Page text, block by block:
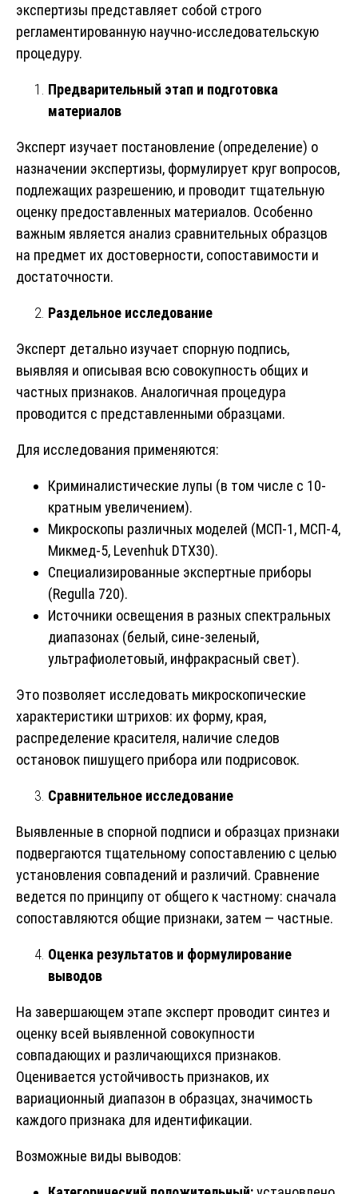
экспертизы представляет собой строго
регламентированную научно-исследовательскую
процедуру.
Предварительный этап и подготовка
материалов
Эксперт изучает постановление (определение) о
назначении экспертизы, формулирует круг вопросов,
подлежащих разрешению, и проводит тщательную
оценку предоставленных материалов. Особенно
важным является анализ сравнительных образцов
на предмет их достоверности, сопоставимости и
достаточности.
Раздельное исследование
Эксперт детально изучает спорную подпись,
выявляя и описывая всю совокупность общих и
частных признаков. Аналогичная процедура
проводится с представленными образцами.
Для исследования применяются:
Криминалистические лупы (в том числе с 10-
кратным увеличением).
Микроскопы различных моделей (МСП-1, МСП-4,
Микмед-5, Levenhuk DTX30).
Специализированные экспертные приборы
(Regulla 720).
Источники освещения в разных спектральных
диапазонах (белый, сине-зеленый,
ультрафиолетовый, инфракрасный свет).
Это позволяет исследовать микроскопические
характеристики штрихов: их форму, края,
распределение красителя, наличие следов
остановок пишущего прибора или подрисовок.
Сравнительное исследование
Выявленные в спорной подписи и образцах признаки
подвергаются тщательному сопоставлению с целью
установления совпадений и различий. Сравнение
ведется по принципу от общего к частному: сначала
сопоставляются общие признаки, затем — частные.
Оценка результатов и формулирование
выводов
На завершающем этапе эксперт проводит синтез и
оценку всей выявленной совокупности
совпадающих и различающихся признаков.
Оценивается устойчивость признаков, их
вариационный диапазон в образцах, значимость
каждого признака для идентификации.
Возможные виды выводов: